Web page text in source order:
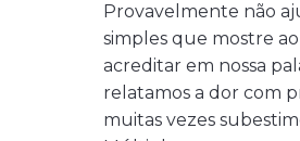
Provavelmente não
simples que mostre
acreditar em nossa
relatamos a dor com
muitas vezes